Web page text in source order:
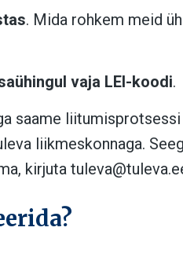
. Mida rohkem meid
vaja LEI-koodi.
saame
liikmeskonnaga.
kirjuta